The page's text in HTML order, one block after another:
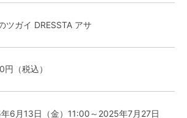
ツガイ DRESSTA アサ
（税込）
6月13日（金）11:00～2025年7月27日